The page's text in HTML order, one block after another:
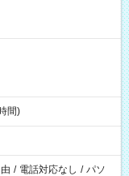
間)
/ 電話対応なし / パソ